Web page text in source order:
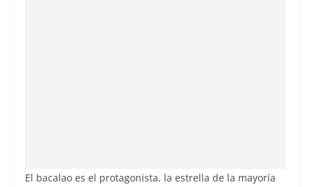
El bacalao es el protagonista, la estrella de la mayoría